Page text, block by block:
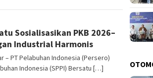
Sosialisasikan PKB 2026–
Industrial Harmonis
– PT Pelabuhan Indonesia (Persero)
Indonesia (SPPI) Bersatu […]